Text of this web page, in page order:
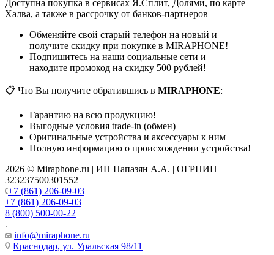
Доступна покупка в сервисах Я.Сплит, Долями, по карте
Халва, а также в рассрочку от банков-партнеров
Обменяйте свой старый телефон на новый и
получите скидку при покупке в MIRAPHONE!
Подпишитесь на наши социальные сети и
находите промокод на скидку 500 рублей!
📋 Что Вы получите обратившись в MIRAPHONE:
Гарантию на всю продукцию!
Выгодные условия trade-in (обмен)
Оригинальные устройства и аксессуары к ним
Полную информацию о происхождении устройства!
2026 © Miraphone.ru | ИП Папазян А.А. | ОГРНИП
323237500301552
+7 (861) 206-09-03
+7 (861) 206-09-03
8 (800) 500-00-22
info@miraphone.ru
Краснодар, ул. Уральская 98/11